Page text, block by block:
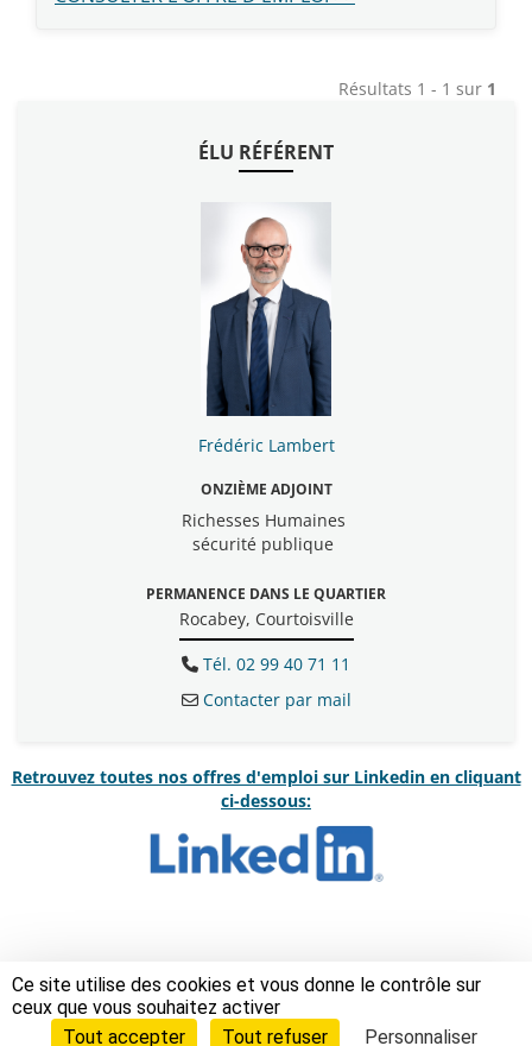
Résultats 1 - 1 sur 1
ÉLU RÉFÉRENT
Frédéric Lambert
ONZIÈME ADJOINT
Richesses Humaines
sécurité publique
PERMANENCE DANS LE QUARTIER
Rocabey, Courtoisville
Tél. 02 99 40 71 11
Contacter par mail
Retrouvez toutes nos offres d'emploi sur Linkedin en cliquant
ci-dessous:
Ce site utilise des cookies et vous donne le contrôle sur
ceux que vous souhaitez activer
Tout accepter
Tout refuser Personnaliser